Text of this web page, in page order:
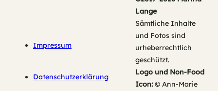
Impressum
Datenschutzerklärung
Lange
Sämtliche Inhalte
und Fotos sind
urheberrechtlich
geschützt.
Logo und Non-Food
Icon:© Ann-Marie